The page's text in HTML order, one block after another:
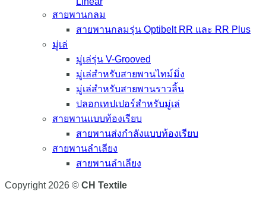
สายพานกลม
สายพานกลมรุ่น Optibelt RR และ RR Plus
มู่เล่
มู่เล่รุ่น V-Grooved
มู่เล่สำหรับสายพานไทม์มิ่ง
มู่เล่สำหรับสายพานราวลิ้น
ปลอกเทปเปอร์สำหรับมู่เล่
สายพานแบบท้องเรียบ
สายพานส่งกำลังแบบท้องเรียบ
สายพานลำเลียง
สายพานลำเลียง
Copyright 2026 © CH Textile